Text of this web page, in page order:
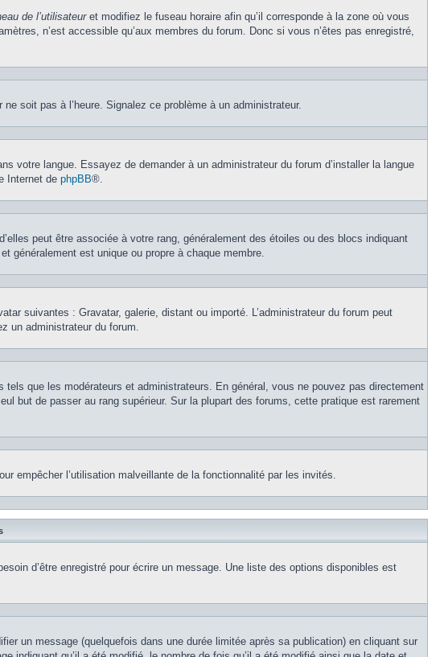
de l’utilisateuret modifiez le fuseau horaire afin qu’il corresponde à la zone où vous
n’est accessible qu’aux membres du forum. Donc si vous n’êtes pas enregistré,
soit pas à l’heure. Signalez ce problème à un administrateur.
votre langue. Essayez de demander à un administrateur du forum d’installer la langue
Internet de phpBB®.
peut être associée à votre rang, généralement des étoiles ou des blocs indiquant
généralement est unique ou propre à chaque membre.
suivantes : Gravatar, galerie, distant ou importé. L’administrateur du forum peut
un administrateur du forum.
que les modérateurs et administrateurs. En général, vous ne pouvez pas directement
but de passer au rang supérieur. Sur la plupart des forums, cette pratique est rarement
empêcher l’utilisation malveillante de la fonctionnalité par les invités.
d’être enregistré pour écrire un message. Une liste des options disponibles est
un message (quelquefois dans une durée limitée après sa publication) en cliquant sur